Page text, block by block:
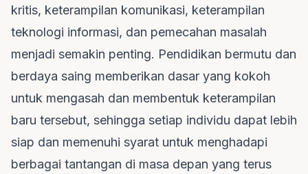
kritis, keterampilan komunikasi, keterampilan
teknologi informasi, dan pemecahan masalah
menjadi semakin penting. Pendidikan bermutu dan
berdaya saing memberikan dasar yang kokoh
untuk mengasah dan membentuk keterampilan
baru tersebut, sehingga setiap individu dapat lebih
siap dan memenuhi syarat untuk menghadapi
berbagai tantangan di masa depan yang terus